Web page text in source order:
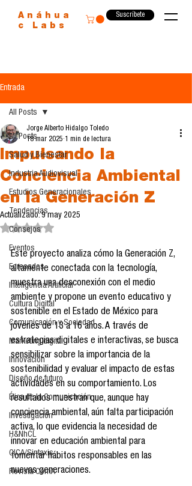
Anáhua
c Labs
Suscríbete
Entrada
All Posts
Salud y Bienestar
Industria Audiovisual
Estudios Generacionales
Tendencias
Consejos
Eventos
Egresados
Inteligencia Artificial
Cultura Digital
Comunicación y Sociedad
Marketing digital
Innovación
Diseño de futuro
Ética de la Comunicación
Investigación
H&NhCL
CICA/Sintaxis
Revista ComA
All Posts
Impulsando la
Conciencia Ambiental
en la Generación Z
Jorge Alberto Hidalgo Toledo
18 mar 2025 1 min de lectura
Actualizado:9 may 2025
Obtuvo NaN de 5 estrellas.
Este proyecto analiza cómo la Generación Z,
altamente conectada con la tecnología,
muestra una desconexión con el medio
ambiente y propone un evento educativo y
sostenible en el Estado de México para
jóvenes de 13 a 16 años. A través de
estrategias digitales e interactivas, se busca
sensibilizar sobre la importancia de la
sostenibilidad y evaluar el impacto de estas
actividades en su comportamiento. Los
resultados muestran que, aunque hay
conciencia ambiental, aún falta participación
activa, lo que evidencia la necesidad de
innovar en educación ambiental para
fomentar hábitos responsables en las
nuevas generaciones.